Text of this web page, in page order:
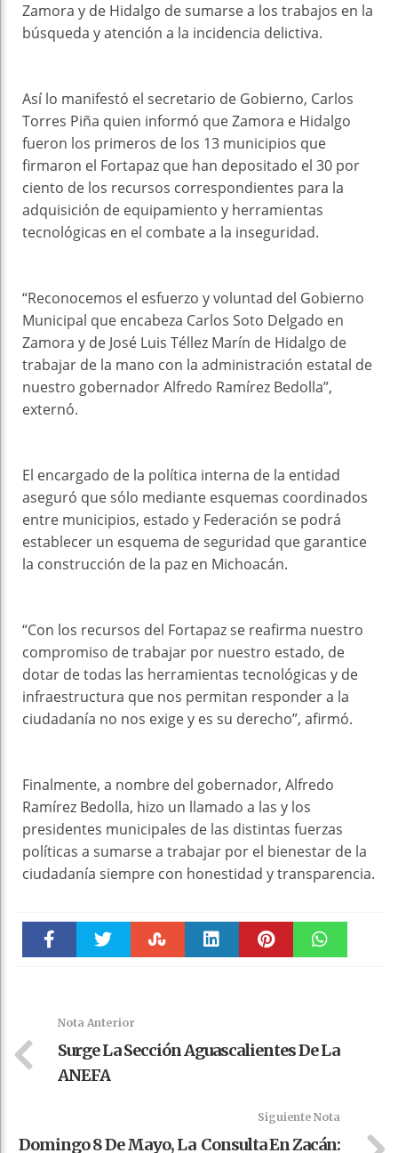
Zamora y de Hidalgo de sumarse a los trabajos en la
búsqueda y atención a la incidencia delictiva.
Así lo manifestó el secretario de Gobierno, Carlos
Torres Piña quien informó que Zamora e Hidalgo
fueron los primeros de los 13 municipios que
firmaron el Fortapaz que han depositado el 30 por
ciento de los recursos correspondientes para la
adquisición de equipamiento y herramientas
tecnológicas en el combate a la inseguridad.
“Reconocemos el esfuerzo y voluntad del Gobierno
Municipal que encabeza Carlos Soto Delgado en
Zamora y de José Luis Téllez Marín de Hidalgo de
trabajar de la mano con la administración estatal de
nuestro gobernador Alfredo Ramírez Bedolla”,
externó.
El encargado de la política interna de la entidad
aseguró que sólo mediante esquemas coordinados
entre municipios, estado y Federación se podrá
establecer un esquema de seguridad que garantice
la construcción de la paz en Michoacán.
“Con los recursos del Fortapaz se reafirma nuestro
compromiso de trabajar por nuestro estado, de
dotar de todas las herramientas tecnológicas y de
infraestructura que nos permitan responder a la
ciudadanía no nos exige y es su derecho”, afirmó.
Finalmente, a nombre del gobernador, Alfredo
Ramírez Bedolla, hizo un llamado a las y los
presidentes municipales de las distintas fuerzas
políticas a sumarse a trabajar por el bienestar de la
ciudadanía siempre con honestidad y transparencia.
Nota Anterior
Surge La Sección Aguascalientes De La
ANEFA
Siguiente Nota
Domingo 8 De Mayo, La Consulta En Zacán: